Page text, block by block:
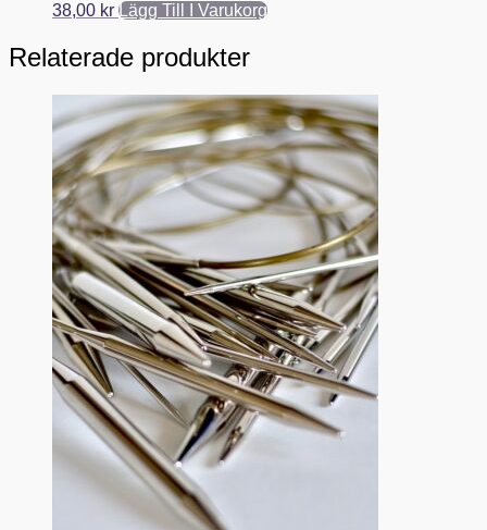
38,00 kr Lägg Till I Varukorg
Relaterade produkter